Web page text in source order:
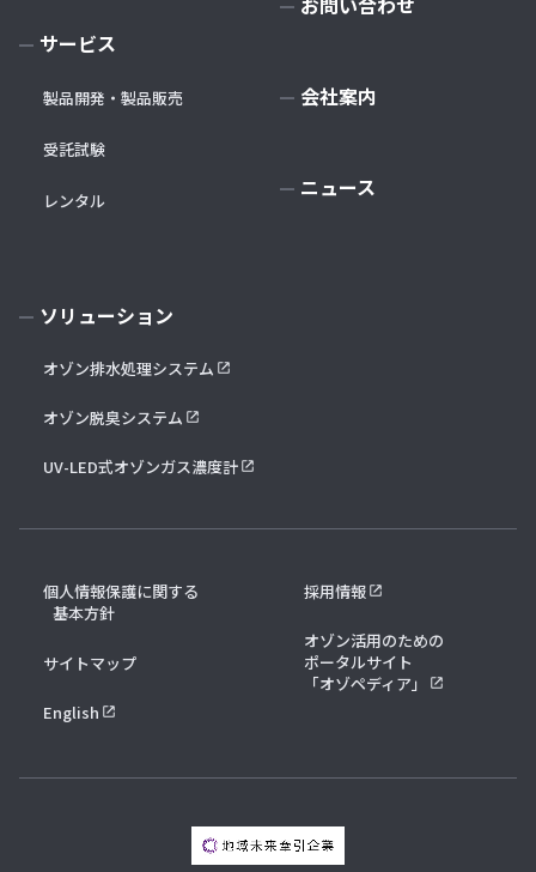
サービス
製品開発・製品販売
受託試験
レンタル
ソリューション
オゾン排水処理システム
オゾン脱臭システム
UV-LED式オゾンガス濃度計
会社案内
ニュース
個人情報保護に関する
基本方針
サイトマップ
English
採用情報
オゾン活用のための
ポータルサイト
「オゾペディア」